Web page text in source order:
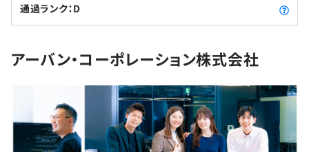
転職成功ガイド
転職エージェント
インタビュー
新卒就活
求人検索
インターン
学習
問題集
プログラミング言語
ゲーム・マンガ
通過ランク：D
アーバン・コーポレーション株式会社